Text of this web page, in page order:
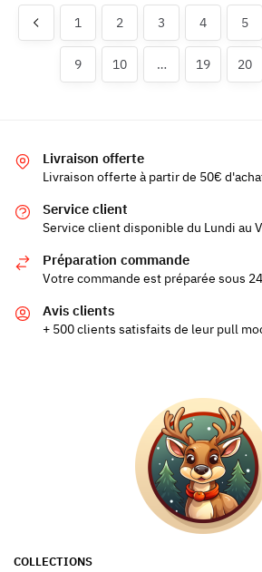
Les
page
produit
Les
être
du
1 2 3 4 5
9 10 … 19 20
Livraison offerte
Livraison offerte à partir de 50€
Service client
Service client disponible du Lundi au
Préparation commande
Votre commande est préparée sous
Avis clients
+ 500 clients satisfaits de leur pull
COLLECTIONS